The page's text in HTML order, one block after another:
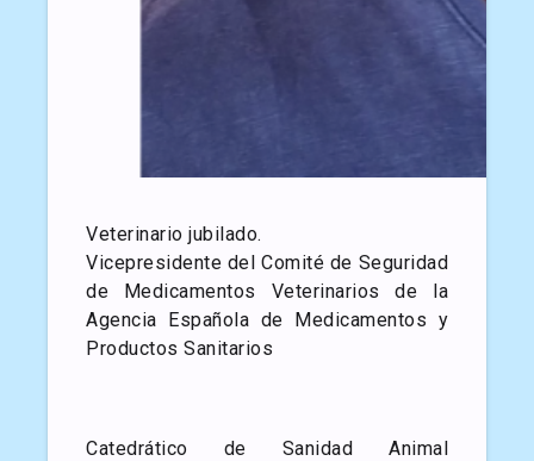
Veterinario jubilado.
Vicepresidente del Comité de Seguridad
de Medicamentos Veterinarios de la
Agencia Española de Medicamentos y
Productos Sanitarios
Catedrático de Sanidad Animal